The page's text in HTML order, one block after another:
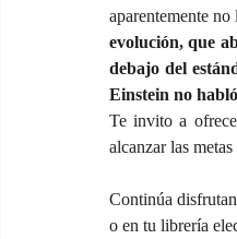
aparentemente
evolución, que
debajo del
Einstein no
Te invito a
alcanzar las metas
Continúa
o en tu librería